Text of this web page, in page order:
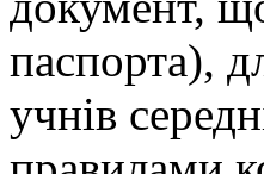
паспорта),
учнів